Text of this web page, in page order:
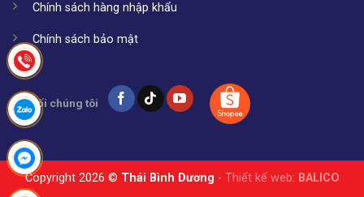
Chính sách hàng nhập khẩu
Chính sách bảo mật
Kết nối chúng tôi
Copyright 2026 © Thái Bình Dương - Thiết kế web: BALICO